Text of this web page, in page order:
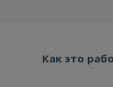
Как это